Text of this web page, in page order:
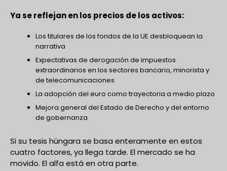
Ya se reflejan en los precios de los activos:
Los titulares de los fondos de la UE desbloquean la
narrativa
Expectativas de derogación de impuestos
extraordinarios en los sectores bancario, minorista y
de telecomunicaciones
La adopción del euro como trayectoria a medio plazo
Mejora general del Estado de Derecho y del entorno
de gobernanza
Si su tesis húngara se basa enteramente en estos
cuatro factores, ya llega tarde. El mercado se ha
movido. El alfa está en otra parte.